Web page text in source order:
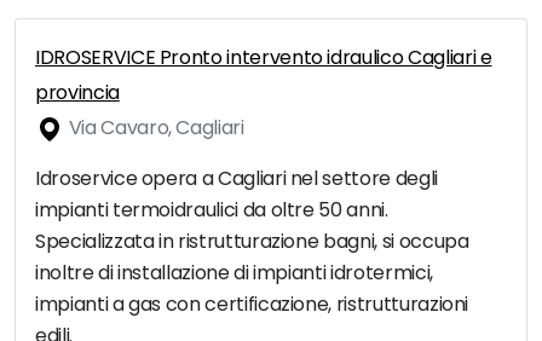
IDROSERVICE Pronto intervento idraulico Cagliari e
provincia
Via Cavaro, Cagliari
Idroservice opera a Cagliari nel settore degli
impianti termoidraulici da oltre 50 anni.
Specializzata in ristrutturazione bagni, si occupa
inoltre di installazione di impianti idrotermici,
impianti a gas con certificazione, ristrutturazioni